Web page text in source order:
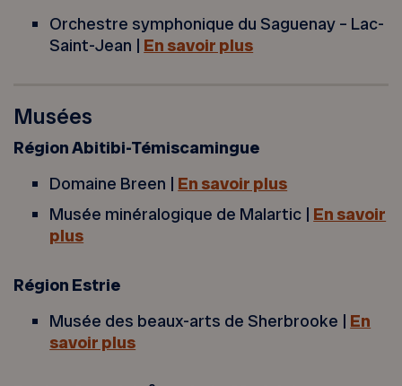
Orchestre symphonique du Saguenay – Lac-
Saint-Jean | En savoir plus
Musées
Région Abitibi-Témiscamingue
Domaine Breen | En savoir plus
Musée minéralogique de Malartic | En savoir
plus
Région Estrie
Musée des beaux-arts de Sherbrooke | En
savoir plus